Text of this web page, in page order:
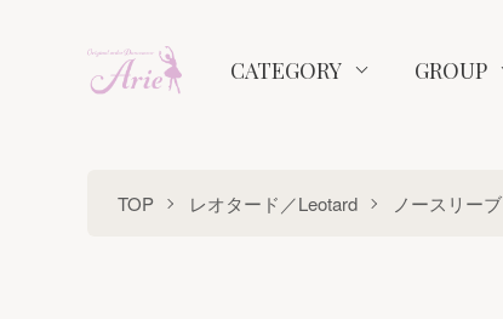
CATEGORY GROUP
TOP レオタード／Leotard ノースリーブ